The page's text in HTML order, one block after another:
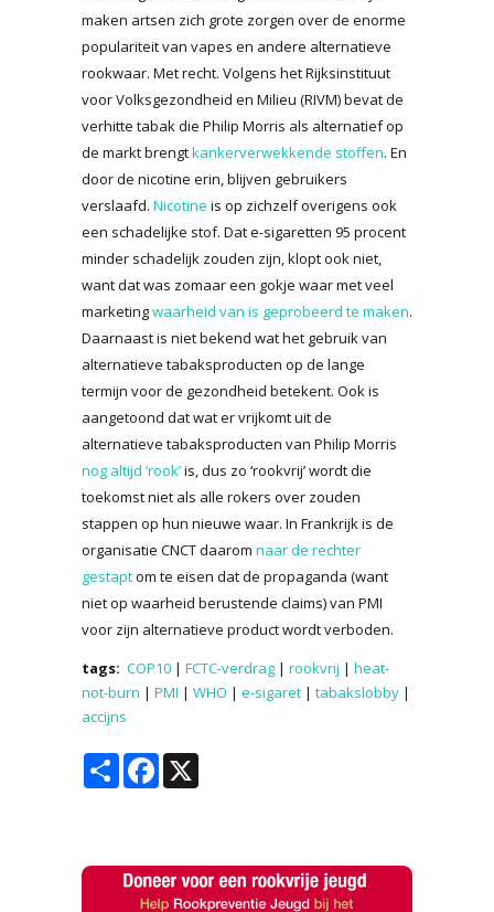
maken artsen zich grote zorgen over de enorme
populariteit van vapes en andere alternatieve
rookwaar. Met recht. Volgens het Rijksinstituut
voor Volksgezondheid en Milieu (RIVM) bevat de
verhitte tabak die Philip Morris als alternatief op
de markt brengtkankerverwekkende stoffen. En
door de nicotine erin, blijven gebruikers
verslaafd. Nicotine is op zichzelf overigens ook
een schadelijke stof. Dat e-sigaretten 95 procent
minder schadelijk zouden zijn, klopt ook niet,
want dat was zomaar een gokje waar met veel
marketingwaarheid van is geprobeerd te maken.
Daarnaast is niet bekend wat het gebruik van
alternatieve tabaksproducten op de lange
termijn voor de gezondheid betekent. Ook is
aangetoond dat wat er vrijkomt uit de
alternatieve tabaksproducten van Philip Morris
nog altijd ‘rook’is, dus zo ‘rookvrij’ wordt die
toekomst niet als alle rokers over zouden
stappen op hun nieuwe waar. In Frankrijk is de
organisatie CNCT daarom naar de rechter
gestaptom te eisen dat de propaganda (want
niet op waarheid berustende claims) van PMI
voor zijn alternatieve product wordt verboden.
tags: COP10 | FCTC-verdrag | rookvrij | heat-
not-burn | PMI | WHO | e-sigaret | tabakslobby |
accijns
Share Facebook